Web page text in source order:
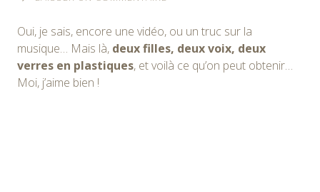
Oui, je sais, encore une vidéo, ou un truc sur la
musique… Mais là, deux filles, deux voix, deux
verres en plastiques, et voilà ce qu’on peut obtenir…
Moi, j’aime bien !